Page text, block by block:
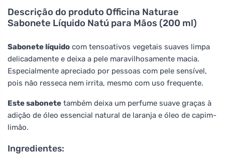
Descrição do produto Officina Naturae
Sabonete Líquido Natú para Mãos (200 ml)
Sabonete líquido com tensoativos vegetais suaves limpa
delicadamente e deixa a pele maravilhosamente macia.
Especialmente apreciado por pessoas com pele sensível,
pois não resseca nem irrita, mesmo com uso frequente.
Este sabonete também deixa um perfume suave graças à
adição de óleo essencial natural de laranja e óleo de capim-
limão.
Ingredientes: